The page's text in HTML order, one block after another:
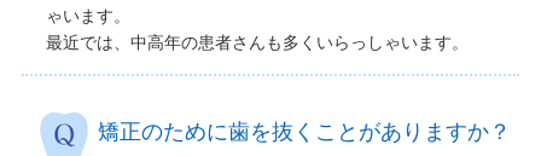
ゃいます。
最近では、中高年の患者さんも多くいらっしゃいます。
矯正のために歯を抜くことがありますか？